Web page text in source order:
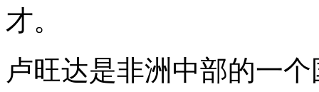
才。
卢旺达是非洲中部的一